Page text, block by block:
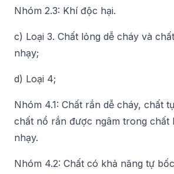
Nhóm 2.3: Khí độc hại.
c) Loại 3. Chất lỏng dễ cháy và
nhạy;
d) Loại 4;
Nhóm 4.1: Chất rắn dễ cháy, chất
chất nổ rắn được ngâm trong chất
nhạy.
Nhóm 4.2: Chất có khả năng tự